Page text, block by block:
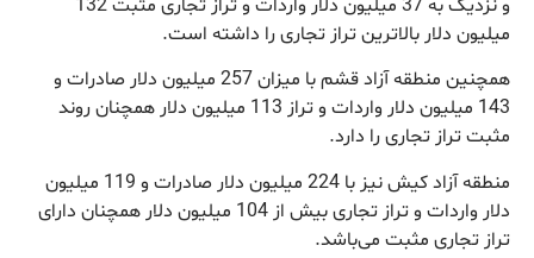
و نزدیک به 37 میلیون دلار واردات و تراز تجاری مثبت 132
میلیون دلار بالاترین تراز تجاری را داشته است.
همچنین منطقه آزاد قشم با میزان 257 میلیون دلار صادرات و
143 میلیون دلار واردات و تراز 113 میلیون دلار همچنان روند
مثبت تراز تجاری را دارد.
منطقه آزاد کیش نیز با 224 میلیون دلار صادرات و 119 میلیون
دلار واردات و تراز تجاری بیش از 104 میلیون دلار همچنان دارای
تراز تجاری مثبت می‌باشد.